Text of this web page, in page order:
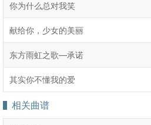
你为什么总对我笑
献给你，少女的美丽
东方雨虹之歌―承诺
其实你不懂我的爱
相关曲谱